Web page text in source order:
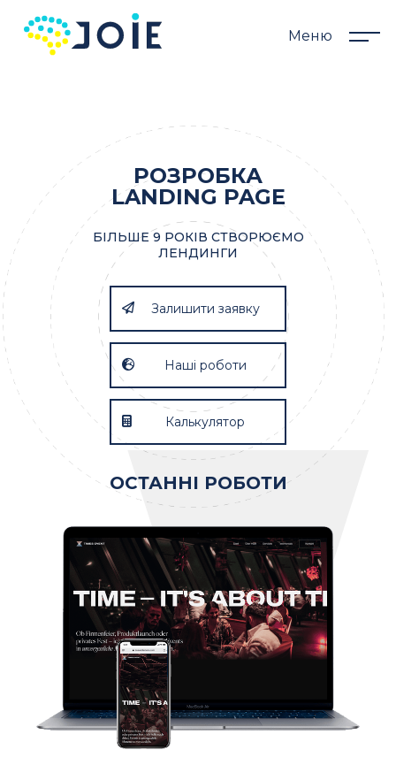
Меню
РОЗРОБКА
LANDING PAGE
БІЛЬШЕ 9 РОКІВ СТВОРЮЄМО
ЛЕНДИНГИ
Залишити заявку
Наші роботи
Калькулятор
ОСТАННІ РОБОТИ